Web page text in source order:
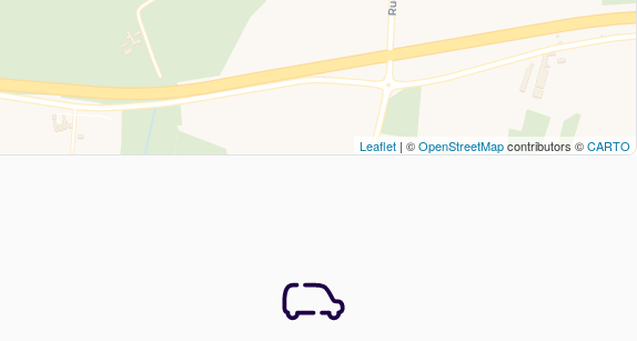
Leaflet | ©OpenStreetMapcontributors ©CARTO